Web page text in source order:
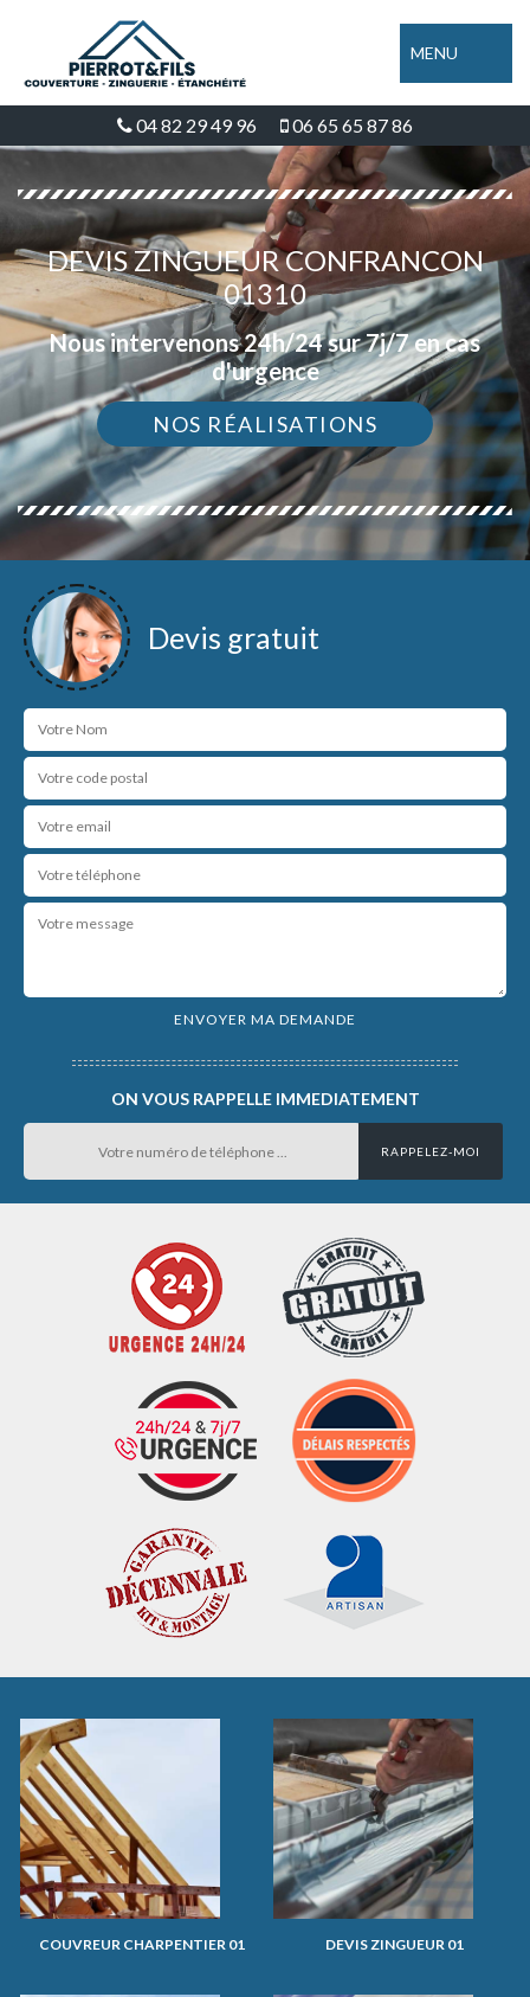
MENU
04 82 29 49 96 06 65 65 87 86
DEVIS ZINGUEUR CONFRANCON
01310
Nous intervenons 24h/24 sur 7j/7 en cas
d'urgence
NOS RÉALISATIONS
Devis gratuit
ON VOUS RAPPELLE IMMEDIATEMENT
COUVREUR CHARPENTIER 01 DEVIS ZINGUEUR 01